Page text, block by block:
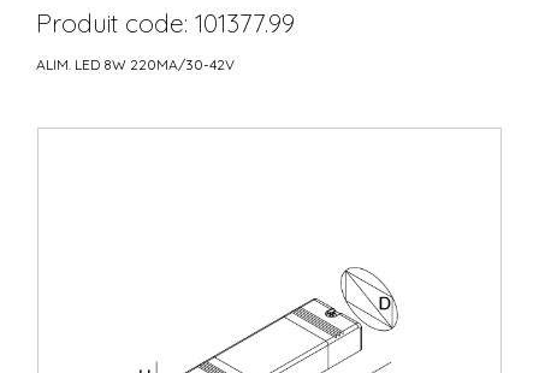
Produit code: 101377.99
ALIM. LED 8W 220MA/30-42V